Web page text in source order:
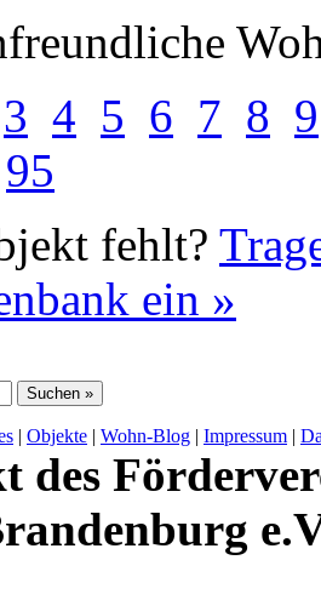
3 4 5 6 7 8 9
95
fehlt?
ein »
| Objekte | Wohn-Blog | Impressum |
des